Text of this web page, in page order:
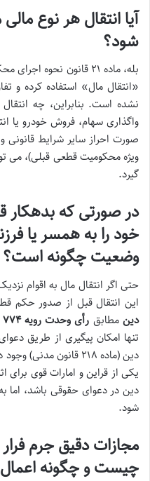
آیا انتقال هر نوع
شود؟
بله،ماده ۲۱ قانون نحوه اجرای محکومیت های مالی
«انتقال مال» استفاده کرده و
نشده است. بنابراین، چه
واگذاری سهام، فروش خودرو یا
صورت احراز سایر شرایط قانونی
ویژه محکومیت قطعی قبلی)، می
گیرد.
در صورتی که بدهکار
خود را به همسر یا
وضعیت چگونه است؟
حتی اگر انتقال مالبه اقوام
این انتقالقبل از صدور حکم
دینمطابق رأی وحدت رویه ۷۷۴
تنها امکان پیگیری از طریق
دین
(ماده ۲۱۸ قانون
یکی از قراین و اماراتقوی برای
دین در دعوای حقوقی باشد،
شود.
مجازات دقیق جرم
چیست و چگونه